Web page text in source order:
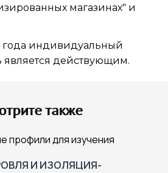
магазинах" и
года индивидуальный
действующим.
также
профили для изучения
И ИЗОЛЯЦИЯ-